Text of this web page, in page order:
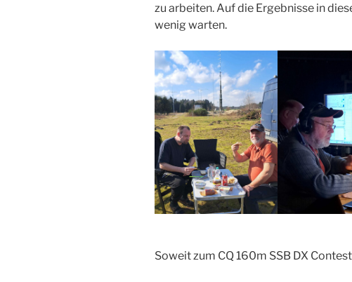
zu arbeiten. Auf die Ergebnisse in
wenig warten.
Soweit zum CQ 160m SSB DX Contest